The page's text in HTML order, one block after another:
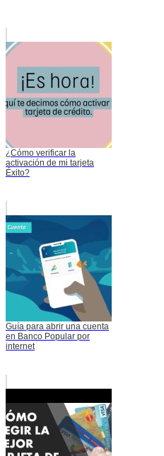
¿Cómo verificar la
activación de mi tarjeta
Éxito?
Guía para abrir una cuenta
en Banco Popular por
internet